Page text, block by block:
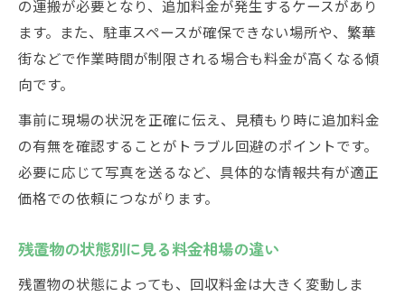
の運搬が必要となり、追加料金が発生するケースがあり
ます。また、駐車スペースが確保できない場所や、繁華
街などで作業時間が制限される場合も料金が高くなる傾
向です。
事前に現場の状況を正確に伝え、見積もり時に追加料金
の有無を確認することがトラブル回避のポイントです。
必要に応じて写真を送るなど、具体的な情報共有が適正
価格での依頼につながります。
残置物の状態別に見る料金相場の違い
残置物の状態によっても、回収料金は大きく変動しま